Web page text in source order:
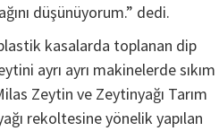
düşünüyorum.” dedi.
kasalarda toplanan dip
ayrı ayrı makinelerde sıkım
Zeytin ve Zeytinyağı Tarım
rekoltesine yönelik yapılan